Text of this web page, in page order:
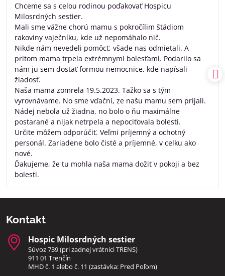
5
Chceme sa s celou rodinou poďakovať Hospicu
Milosrdných sestier.
Mali sme vážne chorú mamu s pokročílim štádiom
rakoviny vaječníku, kde už nepomáhalo nič.
Nikde nám nevedeli pomôcť, všade nas odmietali. A
pritom mama trpela extrémnymi bolesťami. Podarilo sa
nám ju sem dostať formou nemocnice, kde napísali
žiadosť.
Naša mama zomrela 19.5.2023. Tažko sa s tým
vyrovnávame. No sme vďační, ze našu mamu sem prijali.
Nádej nebola už žiadna, no bolo o ňu maximálne
postarané a nijak netrpela a nepociťovala bolesti.
Určite môžem odporúčiť. Veľmi príjemný a ochotný
personál. Zariadene bolo čisté a príjemné, v celku ako
nové.
Ďakujeme, že tu mohla naša mama dožiť v pokoji a bez
bolesti.
Kontakt
Hospic Milosrdných sestier
Súvoz 739 (pri zadnej vrátnici TRENS)
911 01 Trenčín
MHD č. 1 alebo č. 11 (zastávka: Pred Poľom)